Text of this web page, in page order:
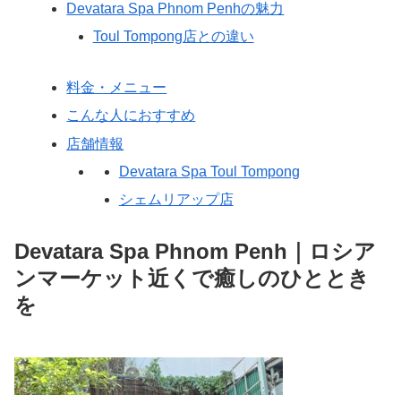
Devatara Spa Phnom Penhの魅力
Toul Tompong店との違い
料金・メニュー
こんな人におすすめ
店舗情報
Devatara Spa Toul Tompong
シェムリアップ店
Devatara Spa Phnom Penh｜ロシア
ンマーケット近くで癒しのひととき
を